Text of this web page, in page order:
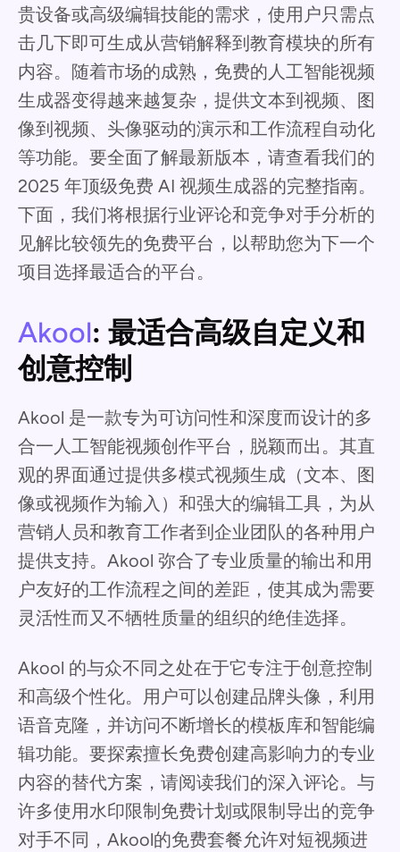
贵设备或高级编辑技能的需求，使用户只需点
击几下即可生成从营销解释到教育模块的所有
内容。随着市场的成熟，免费的人工智能视频
生成器变得越来越复杂，提供文本到视频、图
像到视频、头像驱动的演示和工作流程自动化
等功能。要全面了解最新版本，请查看我们的
2025 年顶级免费 AI 视频生成器的完整指南。
下面，我们将根据行业评论和竞争对手分析的
见解比较领先的免费平台，以帮助您为下一个
项目选择最适合的平台。
Akool: 最适合高级自定义和
创意控制
Akool 是一款专为可访问性和深度而设计的多
合一人工智能视频创作平台，脱颖而出。其直
观的界面通过提供多模式视频生成（文本、图
像或视频作为输入）和强大的编辑工具，为从
营销人员和教育工作者到企业团队的各种用户
提供支持。Akool 弥合了专业质量的输出和用
户友好的工作流程之间的差距，使其成为需要
灵活性而又不牺牲质量的组织的绝佳选择。
Akool 的与众不同之处在于它专注于创意控制
和高级个性化。用户可以创建品牌头像，利用
语音克隆，并访问不断增长的模板库和智能编
辑功能。要探索擅长免费创建高影响力的专业
内容的替代方案，请阅读我们的深入评论。与
许多使用水印限制免费计划或限制导出的竞争
对手不同，Akool的免费套餐允许对短视频进